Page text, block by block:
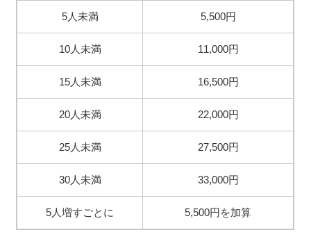
5人未満 5,500円
10人未満 11,000円
15人未満 16,500円
20人未満 22,000円
25人未満 27,500円
30人未満 33,000円
5人増すごとに 5,500円を加算